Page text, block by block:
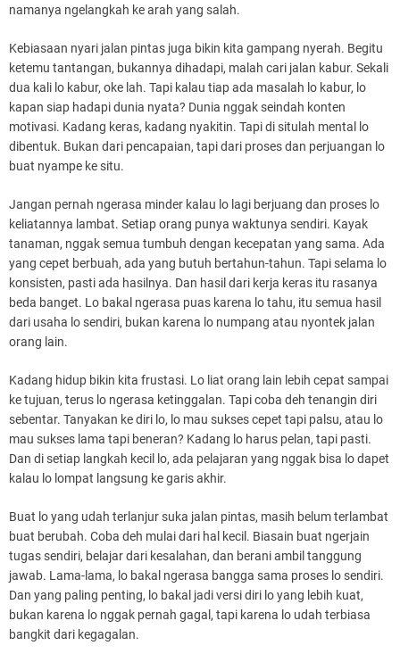
namanya ngelangkah ke arah yang salah.
Kebiasaan nyari jalan pintas juga bikin kita gampang nyerah. Begitu
ketemu tantangan, bukannya dihadapi, malah cari jalan kabur. Sekali
dua kali lo kabur, oke lah. Tapi kalau tiap ada masalah lo kabur, lo
kapan siap hadapi dunia nyata? Dunia nggak seindah konten
motivasi. Kadang keras, kadang nyakitin. Tapi di situlah mental lo
dibentuk. Bukan dari pencapaian, tapi dari proses dan perjuangan lo
buat nyampe ke situ.
Jangan pernah ngerasa minder kalau lo lagi berjuang dan proses lo
keliatannya lambat. Setiap orang punya waktunya sendiri. Kayak
tanaman, nggak semua tumbuh dengan kecepatan yang sama. Ada
yang cepet berbuah, ada yang butuh bertahun-tahun. Tapi selama lo
konsisten, pasti ada hasilnya. Dan hasil dari kerja keras itu rasanya
beda banget. Lo bakal ngerasa puas karena lo tahu, itu semua hasil
dari usaha lo sendiri, bukan karena lo numpang atau nyontek jalan
orang lain.
Kadang hidup bikin kita frustasi. Lo liat orang lain lebih cepat sampai
ke tujuan, terus lo ngerasa ketinggalan. Tapi coba deh tenangin diri
sebentar. Tanyakan ke diri lo, lo mau sukses cepet tapi palsu, atau lo
mau sukses lama tapi beneran? Kadang lo harus pelan, tapi pasti.
Dan di setiap langkah kecil lo, ada pelajaran yang nggak bisa lo dapet
kalau lo lompat langsung ke garis akhir.
Buat lo yang udah terlanjur suka jalan pintas, masih belum terlambat
buat berubah. Coba deh mulai dari hal kecil. Biasain buat ngerjain
tugas sendiri, belajar dari kesalahan, dan berani ambil tanggung
jawab. Lama-lama, lo bakal ngerasa bangga sama proses lo sendiri.
Dan yang paling penting, lo bakal jadi versi diri lo yang lebih kuat,
bukan karena lo nggak pernah gagal, tapi karena lo udah terbiasa
bangkit dari kegagalan.